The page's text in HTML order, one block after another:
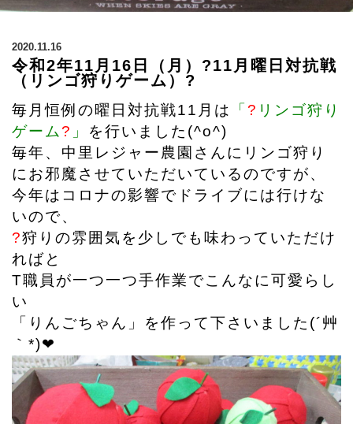
2020.11.16
令和2年11月16日（月）?11月曜日対抗戦
（リンゴ狩りゲーム）?
毎月恒例の曜日対抗戦11月は 「 ? リンゴ狩り
ゲーム ? 」 を行いました(^o^)
毎年、中里レジャー農園さんにリンゴ狩り
にお邪魔させていただいているのですが、
今年はコロナの影響でドライブには行けな
いので、
?狩りの雰囲気を少しでも味わっていただけ
ればと
T職員が一つ一つ手作業でこんなに可愛らし
い
「りんごちゃん」を作って下さいました(´艸
｀*)❤